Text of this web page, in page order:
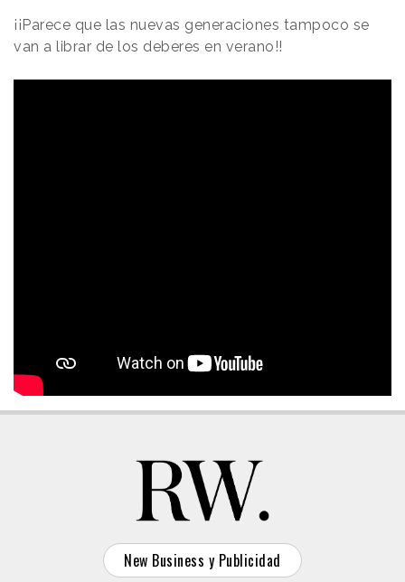
¡¡Parece que las nuevas generaciones tampoco se
van a librar de los deberes en verano!!
New Business y Publicidad